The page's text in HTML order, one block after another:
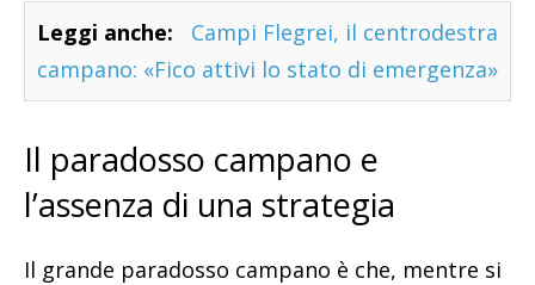
Leggi anche:
Campi Flegrei, il centrodestra
campano: «Fico attivi lo stato di emergenza»
Il paradosso campano e
l’assenza di una strategia
Il grande paradosso campano è che, mentre si